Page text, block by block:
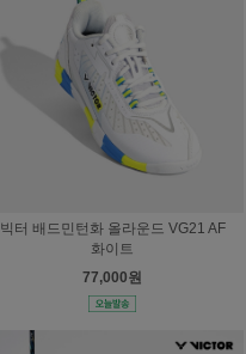
빅터 배드민턴화 올라운드 VG21 AF
화이트
77,000원